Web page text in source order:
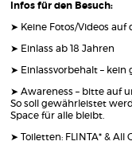
Infos für den Besuch:
➤ Keine Fotos/Videos auf
➤ Einlass ab 18 Jahren
➤ Einlassvorbehalt –
➤ Awareness – bitte auf
So soll gewährleistet
Space für alle bleibt.
➤ Toiletten: FLINTA* & All